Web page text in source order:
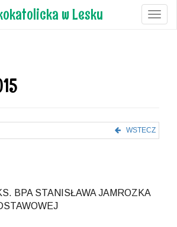
w Lesku
WSTECZ
BPA STANISŁAWA JAMROZKA